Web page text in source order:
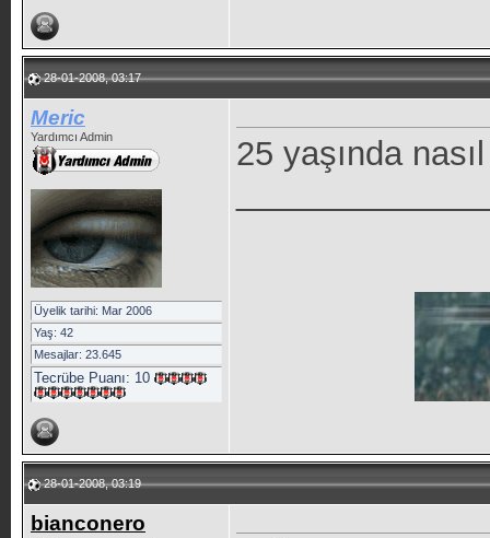
28-01-2008, 03:17
Meric
Yardımcı Admin
Üyelik tarihi: Mar 2006
Yaş: 42
Mesajlar: 23.645
Tecrübe Puanı: 10
25 yaşında
28-01-2008, 03:19
bianconero